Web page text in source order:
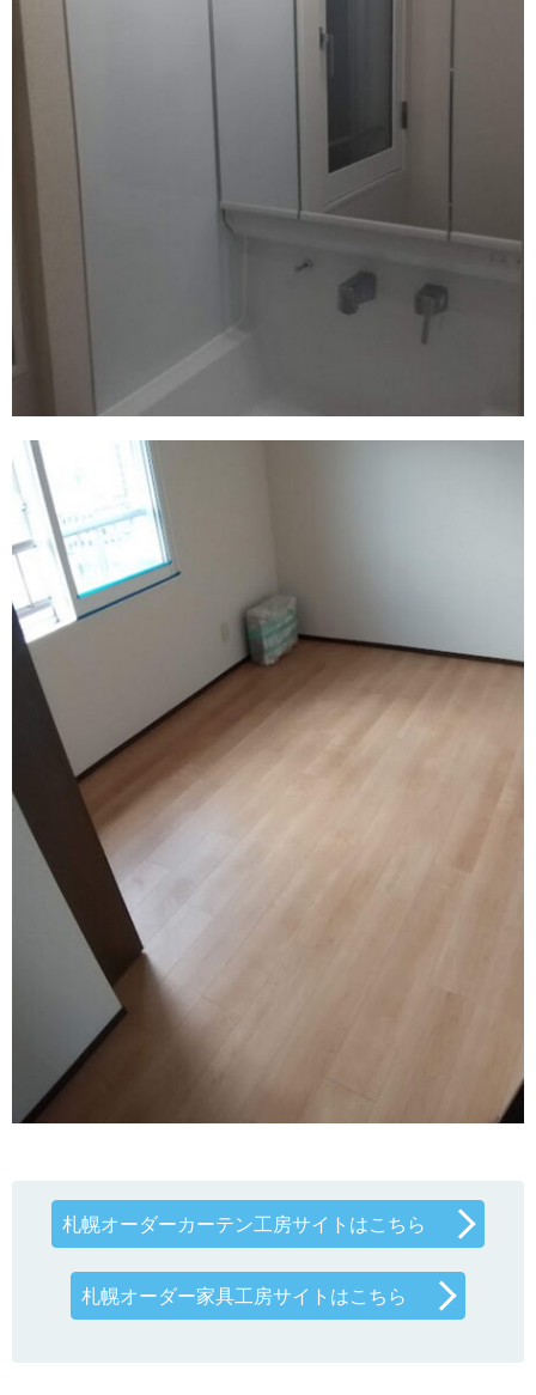
札幌オーダーカーテン工房サイトはこちら
札幌オーダー家具工房サイトはこちら